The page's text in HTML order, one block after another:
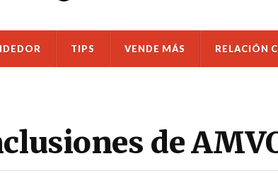
TIPS VENDE MÁS RELACIÓN
de